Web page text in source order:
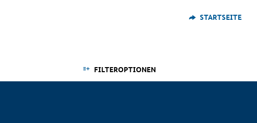
STARTSEITE
FILTEROPTIONEN